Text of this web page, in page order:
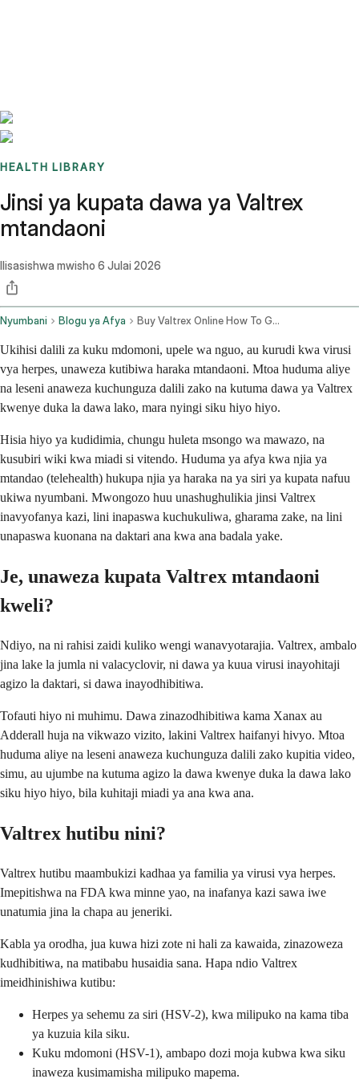
HEALTH LIBRARY
Jinsi ya kupata dawa ya Valtrex
mtandaoni
Ilisasishwa mwisho 6 Julai 2026
Nyumbani Blogu ya Afya Buy Valtrex Online How To Get A Valacyclovir Prescription Fast In 2026
Ukihisi dalili za kuku mdomoni, upele wa nguo, au kurudi kwa virusi
vya herpes, unaweza kutibiwa haraka mtandaoni. Mtoa huduma aliye
na leseni anaweza kuchunguza dalili zako na kutuma dawa ya Valtrex
kwenye duka la dawa lako, mara nyingi siku hiyo hiyo.
Hisia hiyo ya kudidimia, chungu huleta msongo wa mawazo, na
kusubiri wiki kwa miadi si vitendo. Huduma ya afya kwa njia ya
mtandao (telehealth) hukupa njia ya haraka na ya siri ya kupata nafuu
ukiwa nyumbani. Mwongozo huu unashughulikia jinsi Valtrex
inavyofanya kazi, lini inapaswa kuchukuliwa, gharama zake, na lini
unapaswa kuonana na daktari ana kwa ana badala yake.
Je, unaweza kupata Valtrex mtandaoni
kweli?
Ndiyo, na ni rahisi zaidi kuliko wengi wanavyotarajia. Valtrex, ambalo
jina lake la jumla ni valacyclovir, ni dawa ya kuua virusi inayohitaji
agizo la daktari, si dawa inayodhibitiwa.
Tofauti hiyo ni muhimu. Dawa zinazodhibitiwa kama Xanax au
Adderall huja na vikwazo vizito, lakini Valtrex haifanyi hivyo. Mtoa
huduma aliye na leseni anaweza kuchunguza dalili zako kupitia video,
simu, au ujumbe na kutuma agizo la dawa kwenye duka la dawa lako
siku hiyo hiyo, bila kuhitaji miadi ya ana kwa ana.
Valtrex hutibu nini?
Valtrex hutibu maambukizi kadhaa ya familia ya virusi vya herpes.
Imepitishwa na FDA kwa minne yao, na inafanya kazi sawa iwe
unatumia jina la chapa au jeneriki.
Kabla ya orodha, jua kuwa hizi zote ni hali za kawaida, zinazoweza
kudhibitiwa, na matibabu husaidia sana. Hapa ndio Valtrex
imeidhinishiwa kutibu:
Herpes ya sehemu za siri (HSV-2), kwa milipuko na kama tiba
ya kuzuia kila siku.
Kuku mdomoni (HSV-1), ambapo dozi moja kubwa kwa siku
inaweza kusimamisha milipuko mapema.